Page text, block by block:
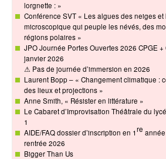
lorgnette : »
Conférence SVT « Les algues des neiges et
microscopique qui peuple les névés, des
régions polaires »
JPO Journée Portes Ouvertes 2026 CPGE +
janvier 2026
⚠ Pas de journée d’immersion en 2026
Laurent Bopp – « Changement climatique :
des lieux et projections »
Anne Smith, « Résister en littérature »
Le Cabaret d’Improvisation Théâtrale du
1
AIDE/FAQ dossier d’inscription en 1re
rentrée 2026
Bigger Than Us